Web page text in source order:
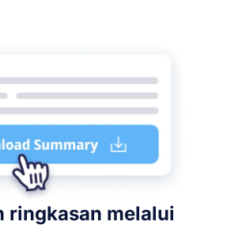
ringkasan melalui